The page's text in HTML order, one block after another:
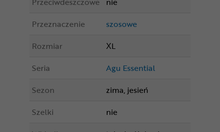
Przeznaczenie
szosowe
Rozmiar
XL
Seria
Agu Essential
Sezon
zima, jesień
Szelki
nie